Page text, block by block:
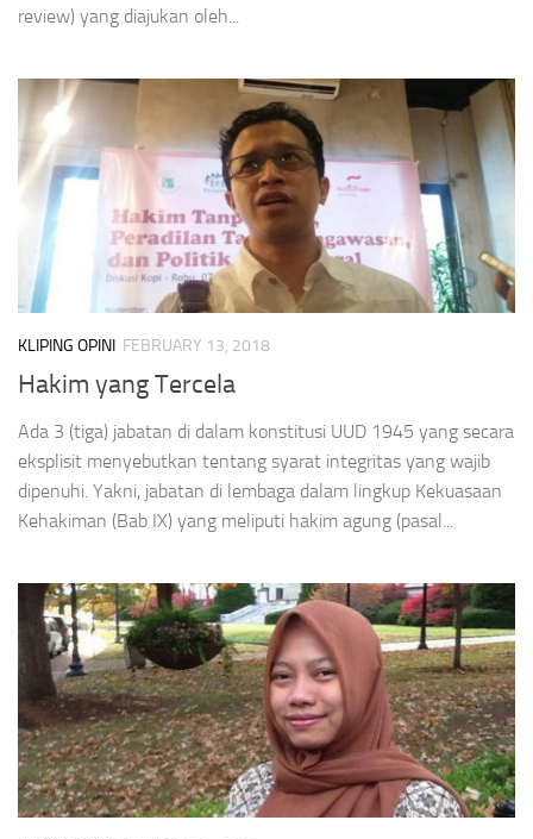
review) yang diajukan oleh...
KLIPING OPINI FEBRUARY 13, 2018
Hakim yang Tercela
Ada 3 (tiga) jabatan di dalam konstitusi UUD 1945 yang secara
eksplisit menyebutkan tentang syarat integritas yang wajib
dipenuhi. Yakni, jabatan di lembaga dalam lingkup Kekuasaan
Kehakiman (Bab IX) yang meliputi hakim agung (pasal...